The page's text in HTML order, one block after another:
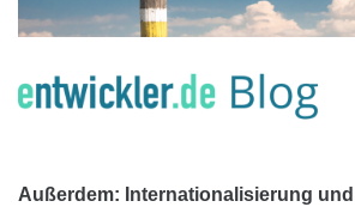
Außerdem: Internationalisierung